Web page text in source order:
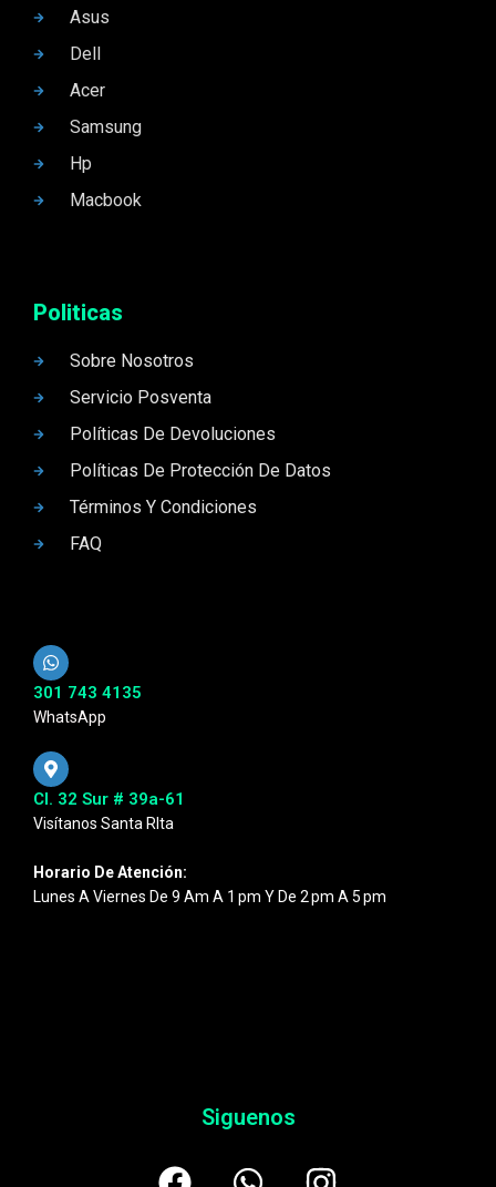
Asus
Dell
Acer
Samsung
Hp
Macbook
Politicas
Sobre Nosotros
Servicio Posventa
Políticas De Devoluciones
Políticas De Protección De Datos
Términos Y Condiciones
FAQ
301 743 4135
WhatsApp
Cl. 32 Sur # 39a-61
Visítanos Santa RIta
Horario De Atención:
Lunes A Viernes De 9 Am A 1 Pm Y De 2 Pm A 5 Pm
Siguenos